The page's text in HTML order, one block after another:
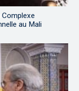
au Mali